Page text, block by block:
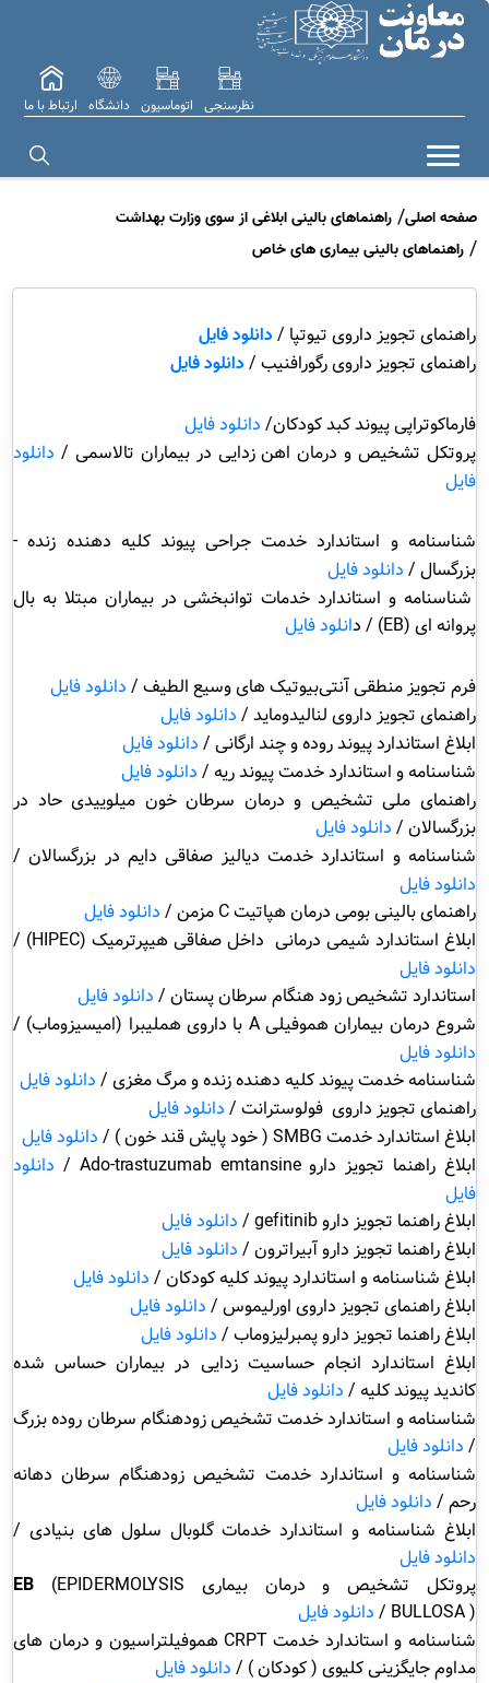
نظرسنجی اتوماسیون دانشگاه ارتباط با ما
صفحه اصلی راهنماهای بالینی ابلاغی از سوی وزارت بهداشت
راهنماهای بالینی بیماری های خاص
راهنمای تجویز داروی تیوتپا / دانلود فایل
راهنمای تجویز داروی رگورافنیب / دانلود فایل
فارماکوتراپی پیوند کبد کودکان/ دانلود فایل
پروتکل تشخیص و درمان اهن زدایی در بیماران تالاسمی / دانلود
فایل
شناسنامه و استاندارد خدمت جراحی پیوند کلیه دهنده زنده -
بزرگسال / دانلود فایل
شناسنامه و استاندارد خدمات توانبخشی در بیماران مبتلا به بال
پروانه ای (EB) / د
انلود فایل
فرم تجویز منطقی آنتی‌بیوتیک های وسیع الطیف / دانلود فایل
راهنمای تجویز داروی لنالیدوماید / دانلود فایل
ابلاغ استاندارد پیوند روده و چند ارگانی / دانلود فایل
شناسنامه و استاندارد خدمت پیوند ریه / دانلود فایل
راهنمای ملی تشخیص و درمان سرطان خون میلوییدی حاد در
بزرگسالان / دانلود فایل
شناسنامه و استاندارد خدمت دیالیز صفاقی دایم در بزرگسالان /
دانلود فایل
راهنمای بالینی بومی درمان هپاتیتC مزمن / دانلود فایل
ابلاغ استاندارد شیمی درمانی داخل صفاقی هیپرترمیک (HIPEC
) /
دانلود فایل
استاندارد تشخیص زود هنگام سرطان پستان / دانلود فایل
شروع درمان بیماران هموفیلیA با داروی هملیبرا (امیسیزوماب) /
دانلود فایل
شناسنامه خدمت پیوند کلیه دهنده زنده و مرگ مغزی / دانلود فایل
راهنمای تجویز داروی فولوسترانت / دانلود فایل
ابلاغ استاندارد خدمت SMBG ( خود پایش قند خون ) / دانلود فایل
ابلاغ راهنما تجویز داروAdo-trastuzumab emtansine
/ دانلود
فایل
ابلاغ راهنما تجویز داروgefitinib
/ دانلود فایل
ابلاغ راهنما تجویز دارو آبیراترون / دانلود فایل
ابلاغ شناسنامه و استاندارد پیوند کلیه کودکان / دانلود فایل
ابلاغ راهنمای تجویز داروی اورلیموس / دانلود فایل
ابلاغ راهنما تجویز دارو پمبرلیزوماب / دانلود فایل
ابلاغ استاندارد انجام حساسیت زدایی در بیماران حساس شده
کاندید پیوند کلیه / دانلود فایل
شناسنامه و استاندارد خدمت تشخیص زودهنگام سرطان روده بزرگ
/ دانلود فایل
شناسنامه و استاندارد خدمت تشخیص زودهنگام سرطان دهانه
رحم / دانلود فایل
ابلاغ شناسنامه و استاندارد خدمات گلوبال سلول های بنیادی /
دانلود فایل
پروتکل تشخیص و درمان بیماری
EB (EPIDERMOLYSIS
BULLOSA)
/ دانلود فایل
شناسنامه و استاندارد خدمت CRPT هموفیلتراسیون و درمان های
مداوم جایگزینی کلیوی ( کودکان ) / دانلود فایل